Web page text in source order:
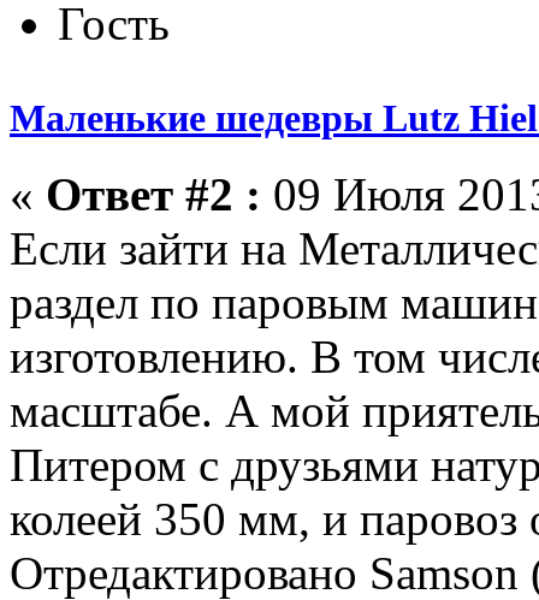
Гость
Маленькие шедевры Lutz
« Ответ #2 : 09 Июля
Если зайти на
раздел по паровым
изготовлению. В том
масштабе. А мой
Питером с друзьями
колеей 350 мм, и паровоз
Отредактировано